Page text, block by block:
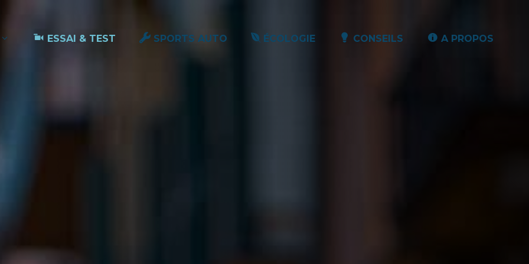
ESSAI & TEST SPORTS AUTO ÉCOLOGIE CONSEILS A PROPOS